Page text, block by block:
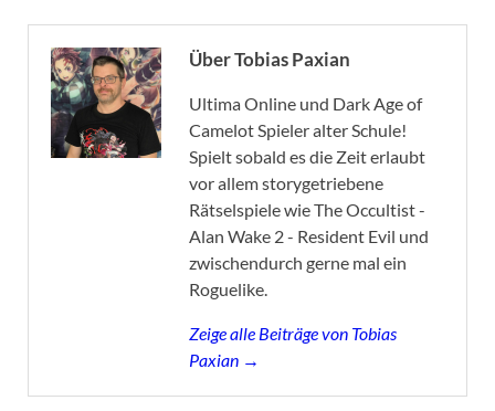
Über Tobias Paxian
Ultima Online und Dark Age of
Camelot Spieler alter Schule!
Spielt sobald es die Zeit erlaubt
vor allem storygetriebene
Rätselspiele wie The Occultist -
Alan Wake 2 - Resident Evil und
zwischendurch gerne mal ein
Roguelike.
Zeige alle Beiträge von Tobias
Paxian →